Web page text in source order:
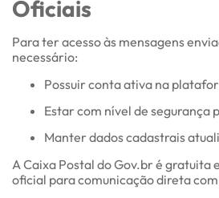
Oficiais
Para ter acesso às mensagens
necessário:
Possuir conta ativa na
Estar com nível de segurança
Manter dados cadastrais
A Caixa Postal do Gov.br é gratuita
oficial para comunicação direta